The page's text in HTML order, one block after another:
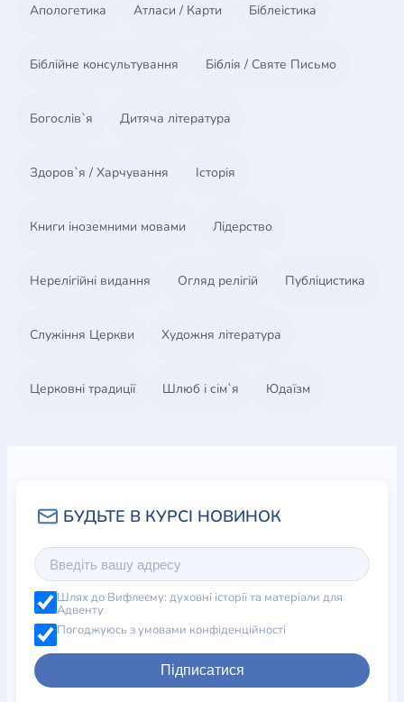
Апологетика Атласи / Карти Біблеістика
Біблійне консультування Біблія / Святе Письмо
Богослів`я Дитяча література
Здоров`я / Харчування Історія
Книги іноземними мовами Лідерство
Нерелігійні видання Огляд релігій Публіцистика
Служіння Церкви Художня література
Церковні традиції Шлюб і сім`я Юдаїзм
Шлях до Вифлеєму: духовні історії та матеріали для
Адвенту
Погоджуюсь з умовами конфіденційності
Підписатися